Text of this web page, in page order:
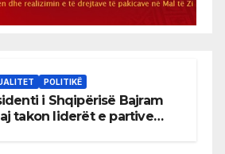
POLITIKË
i Shqipërisë Bajram
takon liderët e partive